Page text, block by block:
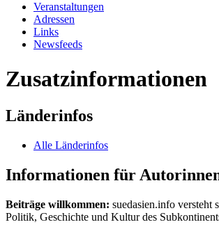
Veranstaltungen
Adressen
Links
Newsfeeds
Zusatzinformationen
Länderinfos
Alle Länderinfos
Informationen für
Beiträge willkommen: suedasien.info versteht
Politik, Geschichte und Kultur des